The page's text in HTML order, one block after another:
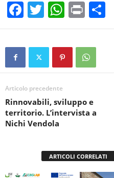
F
a
c
b
o
o
k
T
wi
tt
W
h
at
s
A
p
Pr
in
t
o
Articolo precedente
Rinnovabili, sviluppo e
territorio. L’intervista a
Nichi Vendola
ARTICOLI CORRELATI